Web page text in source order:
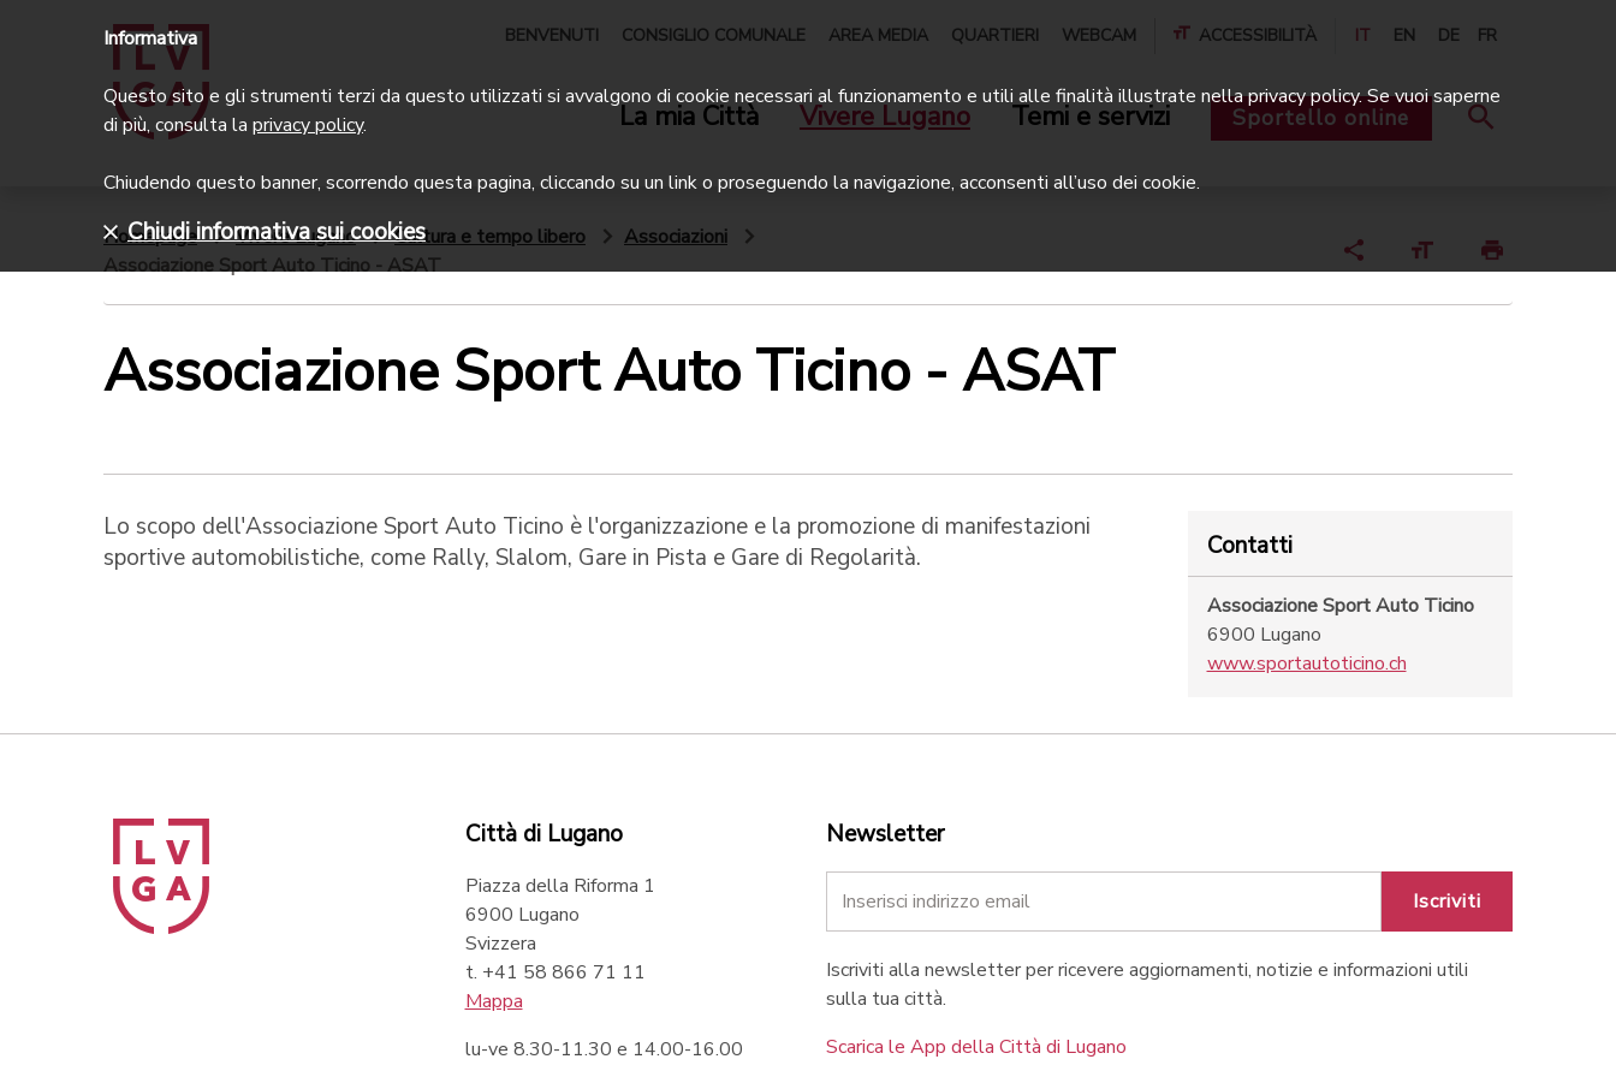
BENVENUTI CONSIGLIO COMUNALE AREA MEDIA QUARTIERI WEBCAM ACCESSIBILITÀ IT EN DE FR
La mia Città Vivere Lugano Temi e servizi Sportello online
Homepage Vivere Lugano Cultura e tempo libero
Associazioni
Associazione Sport Auto Ticino - ASAT
Associazione Sport Auto Ticino - ASAT
Lo scopo dell'Associazione Sport Auto Ticino è l'organizzazione e la promozione di manifestazioni
sportive automobilistiche, come Rally, Slalom, Gare in Pista e Gare di Regolarità.
Contatti
Associazione Sport Auto Ticino
6900 Lugano
www.sportautoticino.ch
Città di Lugano
Piazza della Riforma 1
6900 Lugano
Svizzera
t. +41 58 866 71 11
Mappa
lu-ve 8.30-11.30 e 14.00-16.00
Newsletter
Iscriviti
Iscriviti alla newsletter per ricevere aggiornamenti, notizie e informazioni utili
sulla tua città.
Scarica le App della Città di Lugano
Informativa
Questo sito e gli strumenti terzi da questo utilizzati si avvalgono di cookie necessari al funzionamento e utili alle finalità illustrate nella privacy policy. Se vuoi saperne
di più, consulta la privacy policy.
Chiudendo questo banner, scorrendo questa pagina, cliccando su un link o proseguendo la navigazione, acconsenti all’uso dei cookie.
Chiudi informativa sui cookies